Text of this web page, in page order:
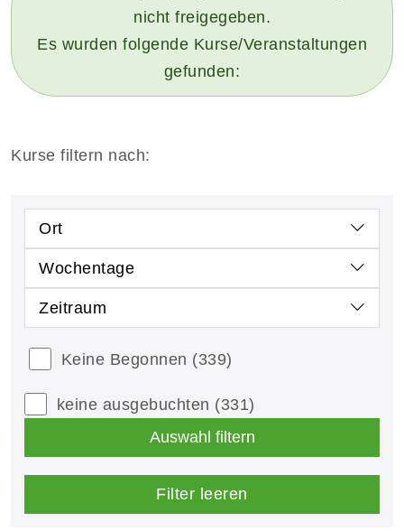
nicht freigegeben.
Es wurden folgende Kurse/Veranstaltungen
gefunden:
Kurse filtern nach:
Ort
Wochentage
Zeitraum
Keine Begonnen (339)
keine ausgebuchten (331)
Auswahl filtern
Filter leeren